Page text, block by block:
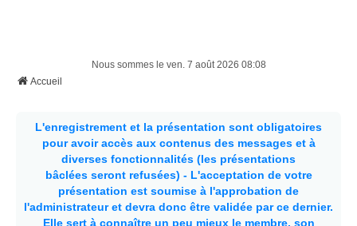
Nous sommes le ven. 7 août 2026 08:08
Accueil
L'enregistrement et la présentation sont obligatoires
pour avoir accès aux contenus des messages et à
diverses fonctionnalités (les présentations
bâclées seront refusées) - L'acceptation de votre
présentation est soumise à l'approbation de
l'administrateur et devra donc être validée par ce dernier.
Elle sert à connaître un peu mieux le membre, son